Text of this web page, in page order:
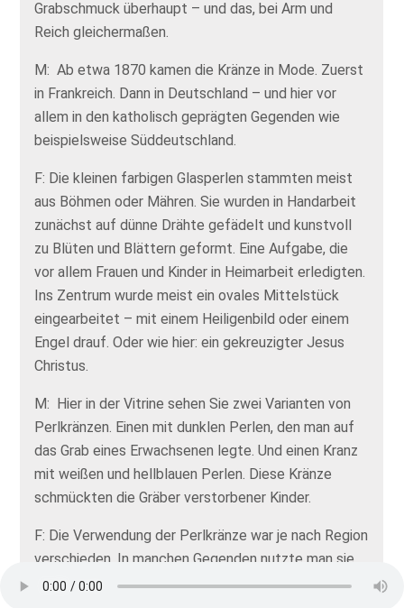
Grabschmuck überhaupt – und das, bei Arm und
Reich gleichermaßen.
M: Ab etwa 1870 kamen die Kränze in Mode. Zuerst
in Frankreich. Dann in Deutschland – und hier vor
allem in den katholisch geprägten Gegenden wie
beispielsweise Süddeutschland.
F: Die kleinen farbigen Glasperlen stammten meist
aus Böhmen oder Mähren. Sie wurden in Handarbeit
zunächst auf dünne Drähte gefädelt und kunstvoll
zu Blüten und Blättern geformt. Eine Aufgabe, die
vor allem Frauen und Kinder in Heimarbeit erledigten.
Ins Zentrum wurde meist ein ovales Mittelstück
eingearbeitet – mit einem Heiligenbild oder einem
Engel drauf. Oder wie hier: ein gekreuzigter Jesus
Christus.
M: Hier in der Vitrine sehen Sie zwei Varianten von
Perlkränzen. Einen mit dunklen Perlen, den man auf
das Grab eines Erwachsenen legte. Und einen Kranz
mit weißen und hellblauen Perlen. Diese Kränze
schmückten die Gräber verstorbener Kinder.
F: Die Verwendung der Perlkränze war je nach Region
verschieden. In manchen Gegenden nutzte man sie
als Dauer-Grabschmuck. In anderen Gegenden kamen